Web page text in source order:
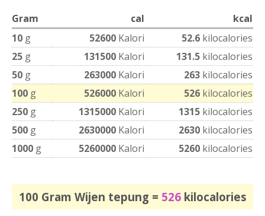
Gram cal
kcal
10 g 52600 Kalori 52.6 kilocalories
25 g 131500 Kalori 131.5 kilocalories
50 g 263000 Kalori 263 kilocalories
100 g 526000 Kalori 526 kilocalories
250 g 1315000 Kalori 1315 kilocalories
500 g 2630000 Kalori 2630 kilocalories
1000 g 5260000 Kalori 5260 kilocalories
100 Gram Wijen tepung = 526kilocalories